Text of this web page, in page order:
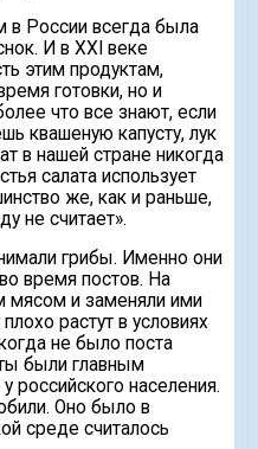
России всегда была
И в XXI веке
этим продуктам,
готовки, но и
что все знают, если
квашеную капусту, лук
в нашей стране никогда
салата использует
же, как и раньше,
не считает».
грибы. Именно они
время постов. На
мясом и заменяли ими
растут в условиях
не было поста
были главным
российского населения.
Оно было в
среде считалось